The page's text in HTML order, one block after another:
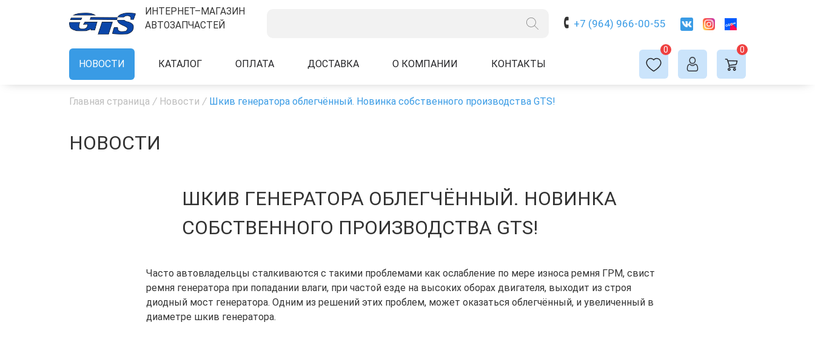
ИНТЕРНЕТ–МАГАЗИН
АВТОЗАПЧАСТЕЙ
+7 (964) 966-00-55
НОВОСТИ КАТАЛОГ ОПЛАТА ДОСТАВКА О КОМПАНИИ КОНТАКТЫ
0 0
Главная страница / Новости / Шкив генератора облегчённый. Новинка собственного производства GTS!
НОВОСТИ
ШКИВ ГЕНЕРАТОРА ОБЛЕГЧЁННЫЙ. НОВИНКА
СОБСТВЕННОГО ПРОИЗВОДСТВА GTS!
Часто автовладельцы сталкиваются с такими проблемами как ослабление по мере износа ремня ГРМ, свист
ремня генератора при попадании влаги, при частой езде на высоких оборах двигателя, выходит из строя
диодный мост генератора. Одним из решений этих проблем, может оказаться облегчённый, и увеличенный в
диаметре шкив генератора.